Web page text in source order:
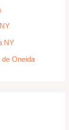
NY
Oneida